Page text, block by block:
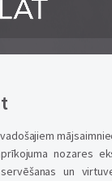
nozares
un